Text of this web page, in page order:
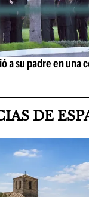
a su padre en una
DE